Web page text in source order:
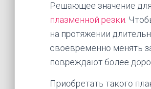
Решающее значение
плазменной резки .
на протяжении
своевременно менять
повреждают более
Приобретать такого